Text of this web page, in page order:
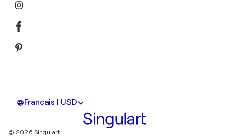
Français | USD
© 2026 Singulart